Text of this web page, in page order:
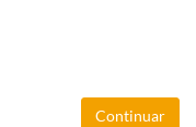
Continuar